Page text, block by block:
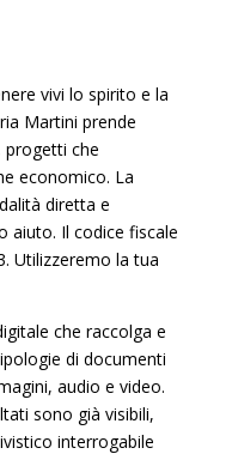
vivi lo spirito e la
Martini prende
progetti che
economico. La
diretta e
aiuto. Il codice fiscale
Utilizzeremo la tua
che raccolga e
di documenti
audio e video.
sono già visibili,
interrogabile